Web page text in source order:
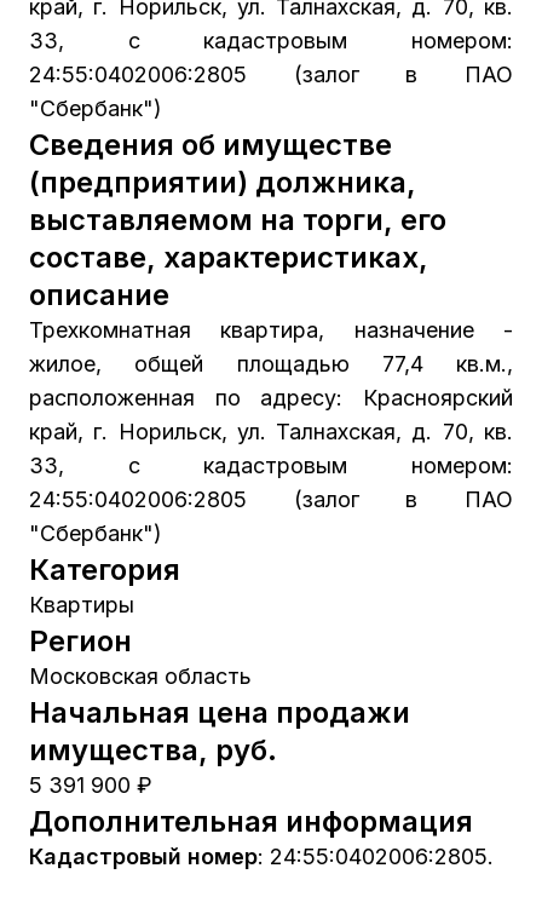
край, г. Норильск, ул. Талнахская, д. 70, кв.
33, с кадастровым номером:
24:55:0402006:2805 (залог в ПАО
"Сбербанк")
Сведения об имуществе
(предприятии) должника,
выставляемом на торги, его
составе, характеристиках,
описание
Трехкомнатная квартира, назначение -
жилое, общей площадью 77,4 кв.м.,
расположенная по адресу: Красноярский
край, г. Норильск, ул. Талнахская, д. 70, кв.
33, с кадастровым номером:
24:55:0402006:2805 (залог в ПАО
"Сбербанк")
Категория
Квартиры
Регион
Московская область
Начальная цена продажи
имущества, руб.
5 391 900 ₽
Дополнительная информация
Кадастровый номер: 24:55:0402006:2805.